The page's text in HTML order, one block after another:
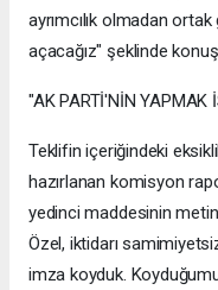
ayrımcılık olmadan
açacağız" şeklinde
"AK PARTİ'NİN YAPMAK
Teklifin içeriğindeki
hazırlanan komisyon
yedinci maddesinin
Özel, iktidarı
imza koyduk.